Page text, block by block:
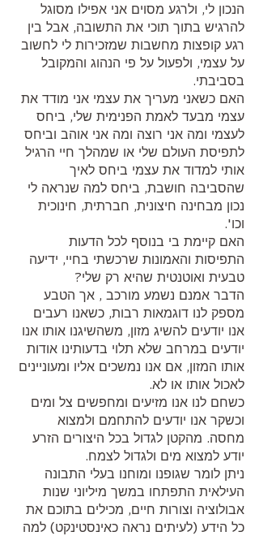
הנכון לי, ולרגע מסוים אני אפילו מסוגל
להרגיש בתוך תוכי את התשובה, אבל בין
רגע קופצות מחשבות שמזכירות לי לחשוב
על עצמי, ולפעול על פי הנהוג והמקובל
בסביבתי.
האם כשאני מעריך את עצמי אני מודד את
עצמי מבעד לאמת הפנימית שלי, ביחס
לעצמי ומה אני רוצה ומה אני אוהב וביחס
לתפיסת העולם שלי או שמהלך חיי הרגיל
אותי למדוד את עצמי ביחס לאיך
שהסביבה חושבת, ביחס למה שנראה לי
נכון מבחינה חיצונית, חברתית, חינוכית
וכו'.
האם קיימת בי בנוסף לכל הדעות
התפיסות והאמונות שרכשתי בחיי, ידיעה
טבעית ואוטנטית שהיא רק שלי?
הדבר אמנם נשמע מורכב , אך הטבע
מספק לנו דוגמאות רבות, כשאנו רעבים
אנו יודעים להשיג מזון, משהשיגנו אותו אנו
יודעים במרחב שלא תלוי בדעותינו אודות
אותו המזון, אם אנו נמשכים אליו ומעוניינים
לאכול אותו או לא.
כשחם לנו אנו מזיעים ומחפשים צל ומים
וכשקר אנו יודעים להתחמם ולמצוא
מחסה. מהקטן לגדול בכל היצורים הזרע
יודע למצוא מים ולגדול לצמח.
ניתן לומר שגופנו ומוחנו בעלי התבונה
העילאית התפתחו במשך מיליוני שנות
אבולוציה וצורות חיים, מכילים בתוכם את
כל הידע (לעיתים נראה כאינסטינקט) למה